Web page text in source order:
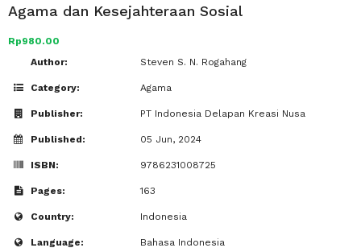
Agama dan Kesejahteraan Sosial
Rp980.00
Author:
Steven S. N. Rogahang
Category: Agama
Publisher: PT Indonesia Delapan Kreasi Nusa
Published: 05 Jun, 2024
ISBN: 9786231008725
Pages: 163
Country: Indonesia
Language: Bahasa Indonesia